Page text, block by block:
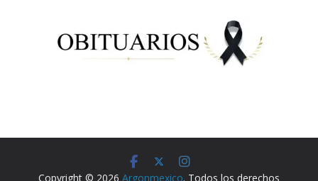
Copyright © 2026 Argonmexico. Todos los derechos